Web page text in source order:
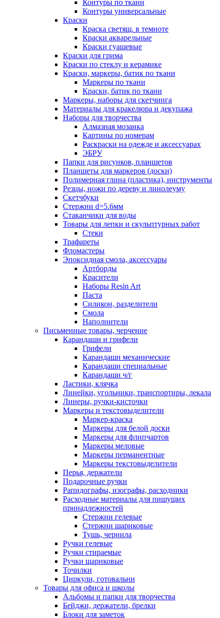
Контуры по ткани
Контуры универсальные
Краски
Краска светящ. в темноте
Краски акварельные
Краски гуашевые
Краски для грима
Краски по стеклу и керамике
Краски, маркеры, батик по ткани
Маркеры по ткани
Краски, батик по ткани
Маркеры, наборы для скетчинга
Материалы для кракелюра и декупажа
Наборы для творчества
Алмазная мозаика
Картины по номерам
Раскраски на одежде и аксессуарах
ЭБРУ
Папки для рисунков, планшетов
Планшеты для маркеров (доски)
Полимерная глина (пластика), инструменты
Резцы, ножи по дереву и линолеуму
Скетчбуки
Стержни d=5.6мм
Стаканчики для воды
Товары для лепки и скульптурных работ
Стеки
Трафареты
Фломастеры
Эпоксидная смола, аксессуары
Артборды
Красители
Наборы Resin Art
Паста
Силикон, разделители
Смола
Наполнители
Письменные товары, черчение
Карандаши и грифели
Грифели
Карандаши механические
Карандаши специальные
Карандаши ч/г
Ластики, клячка
Линейки, угольники, транспортиры, лекала
Линеры, ручки-кисточки
Маркеры и текстовыделители
Маркер-краска
Маркеры для белой доски
Маркеры для флипчартов
Маркеры меловые
Маркеры перманентные
Маркеры текстовыделители
Перья, держатели
Подарочные ручки
Рапидографы, изографы, расходники
Расходные материалы для пишущих
принадлежностей
Стержни гелевые
Стержни шариковые
Тушь, чернила
Ручки гелевые
Ручки стираемые
Ручки шариковые
Точилки
Циркули, готовальни
Товары для офиса и школы
Альбомы и папки для творчества
Бейджи, держатели, брелки
Блоки для заметок